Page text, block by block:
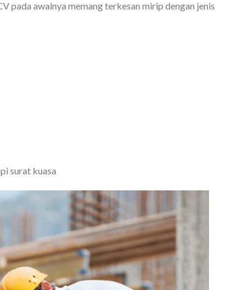
pada awalnya memang terkesan mirip dengan jenis
surat kuasa